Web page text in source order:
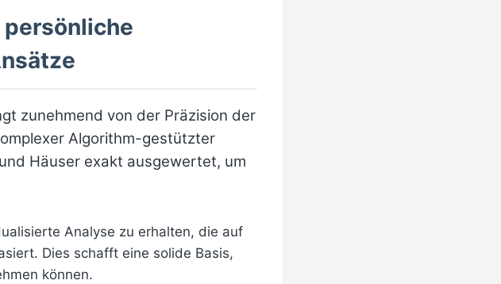
zunehmend von der Präzision der
Algorithm-gestützter
Häuser exakt ausgewertet, um
Analyse zu erhalten, die auf
Dies schafft eine solide Basis,
können.